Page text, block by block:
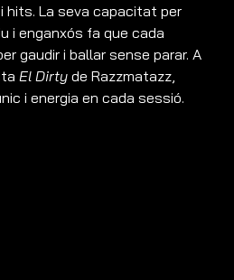
hits. La seva capacitat per
i enganxós fa que cada
gaudir i ballar sense parar. A
El Dirty de Razzmatazz,
i energia en cada sessió.